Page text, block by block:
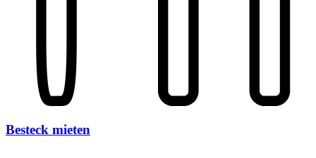
Besteck mieten